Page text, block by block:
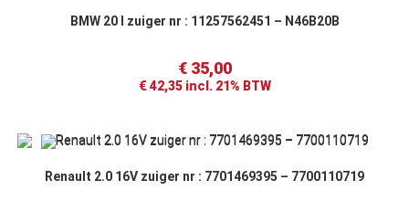
BMW 20 I zuiger nr : 11257562451 – N46B20B
€35,00
€42,35incl. 21% BTW
Renault 2.0 16V zuiger nr : 7701469395 – 7700110719